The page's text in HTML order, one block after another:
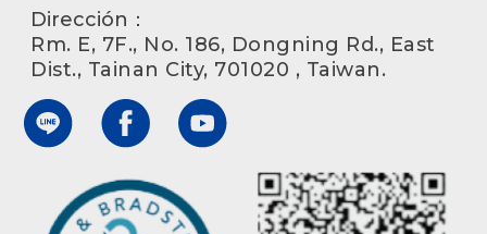
Dirección：
Rm. E, 7F., No. 186, Dongning Rd., East
Dist., Tainan City, 701020 , Taiwan.